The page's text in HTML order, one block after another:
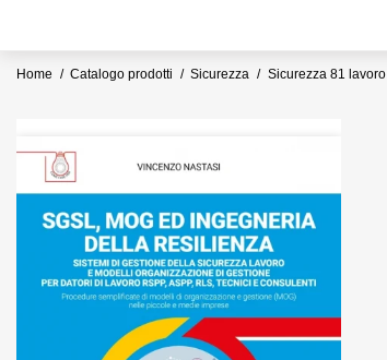
Home Catalogo prodotti Sicurezza Sicurezza 81 lavoro